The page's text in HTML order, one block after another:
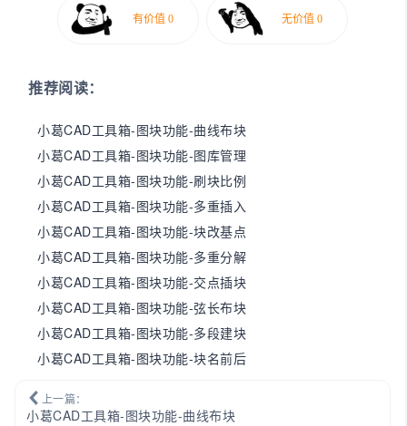
推荐阅读：
小葛CAD工具箱-图块功能-曲线布块
小葛CAD工具箱-图块功能-图库管理
小葛CAD工具箱-图块功能-刷块比例
小葛CAD工具箱-图块功能-多重插入
小葛CAD工具箱-图块功能-块改基点
小葛CAD工具箱-图块功能-多重分解
小葛CAD工具箱-图块功能-交点插块
小葛CAD工具箱-图块功能-弦长布块
小葛CAD工具箱-图块功能-多段建块
小葛CAD工具箱-图块功能-块名前后
上一篇：
小葛CAD工具箱-图块功能-曲线布块